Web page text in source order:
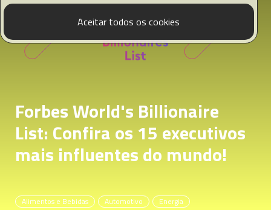
Aceitar todos os cookies
Forbes World's Billionaire
List: Confira os 15 executivos
mais influentes do mundo!
Alimentos e Bebidas Automotivo
Energia